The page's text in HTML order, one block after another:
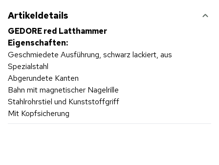
Artikeldetails
GEDORE red Latthammer
Eigenschaften:
Geschmiedete Ausführung, schwarz lackiert, aus
Spezialstahl
Abgerundete Kanten
Bahn mit magnetischer Nagelrille
Stahlrohrstiel und Kunststoffgriff
Mit Kopfsicherung